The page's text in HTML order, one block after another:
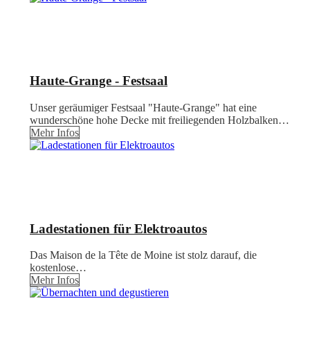
Haute-Grange - Festsaal
Unser geräumiger Festsaal "Haute-Grange" hat eine
wunderschöne hohe Decke mit freiliegenden Holzbalken…
Mehr Infos
Ladestationen für Elektroautos
Das Maison de la Tête de Moine ist stolz darauf, die
kostenlose…
Mehr Infos